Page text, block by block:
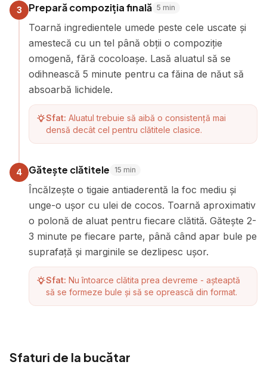
3 Prepară compoziția finală 5 min
Toarnă ingredientele umede peste cele uscate și
amestecă cu un tel până obții o compoziție
omogenă, fără cocoloașe. Lasă aluatul să se
odihnească 5 minute pentru ca făina de năut să
absoarbă lichidele.
Sfat: Aluatul trebuie să aibă o consistență mai
densă decât cel pentru clătitele clasice.
4 Gătește clătitele 15 min
Încălzește o tigaie antiaderentă la foc mediu și
unge-o ușor cu ulei de cocos. Toarnă aproximativ
o polonă de aluat pentru fiecare clătită. Gătește 2-
3 minute pe fiecare parte, până când apar bule pe
suprafață și marginile se dezlipesc ușor.
Sfat: Nu întoarce clătita prea devreme - așteaptă
să se formeze bule și să se oprească din format.
Sfaturi de la bucătar